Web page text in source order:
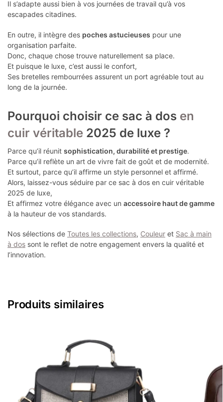
Il s’adapte aussi bien à vos journées de travail qu’à vos
escapades citadines.
En outre, il intègre des poches astucieuses pour une
organisation parfaite.
Donc, chaque chose trouve naturellement sa place.
Et puisque le luxe, c’est aussi le confort,
Ses bretelles rembourrées assurent un port agréable tout au
long de la journée.
Pourquoi choisir ce sac à dos en
cuir véritable 2025 de luxe ?
Parce qu’il réunit sophistication, durabilité et prestige.
Parce qu’il reflète un art de vivre fait de goût et de modernité.
Et surtout, parce qu’il affirme un style personnel et affirmé.
Alors, laissez-vous séduire par ce sac à dos en cuir véritable
2025 de luxe,
Et affirmez votre élégance avec un accessoire haut de gamme
à la hauteur de vos standards.
Nos sélections de Toutes les collections, Couleur et Sac à main
à dos sont le reflet de notre engagement envers la qualité et
l’innovation.
Produits similaires